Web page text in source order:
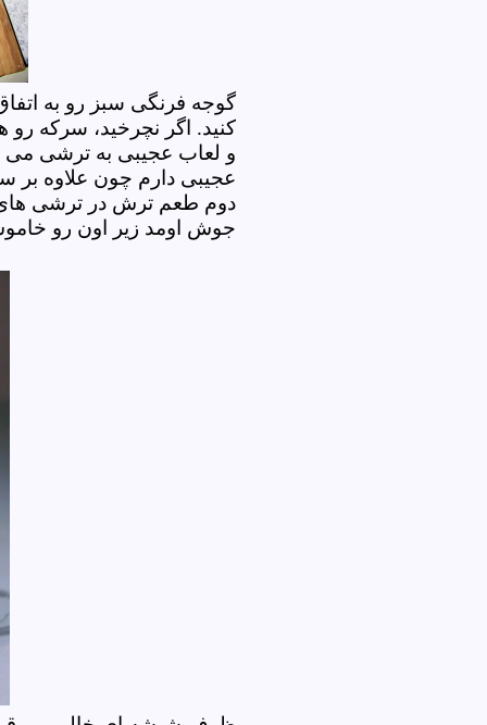
گوجه فرنگی سبز رو به
کنید. اگر نچرخید، سرکه
و لعاب عجیبی به ترشی می
عجیبی دارم چون علاوه
دوم طعم ترش در ترشی های
جوش اومد زیر اون رو